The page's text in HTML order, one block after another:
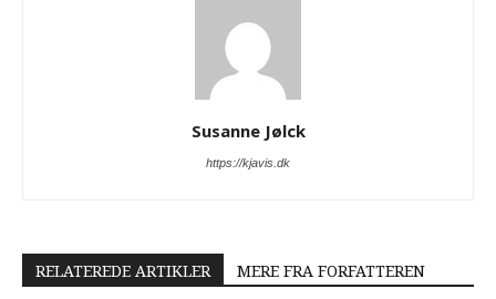
Susanne Jølck
https://kjavis.dk
RELATEREDE ARTIKLER MERE FRA FORFATTEREN